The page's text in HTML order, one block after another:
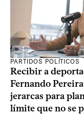
PARTIDOS POLÍTICOS
Recibir a
Fernando
jerarcas para
límite que no se